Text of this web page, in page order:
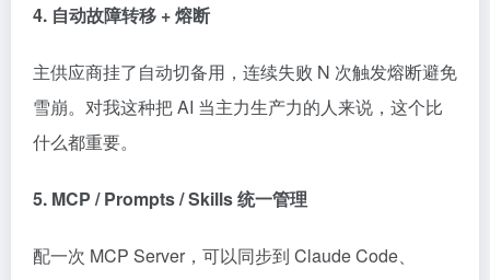
4. 自动故障转移 + 熔断
主供应商挂了自动切备用，连续失败 N 次触发熔断避免
雪崩。对我这种把 AI 当主力生产力的人来说，这个比
什么都重要。
5. MCP / Prompts / Skills 统一管理
配一次 MCP Server，可以同步到 Claude Code、